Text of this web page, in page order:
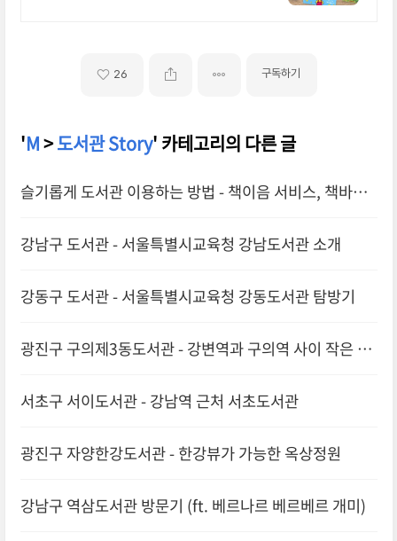
26 구독하기
'M>도서관 Story' 카테고리의 다른 글
슬기롭게 도서관 이용하는 방법 - 책이음 서비스, 책바다
강남구 도서관 - 서울특별시교육청 강남도서관 소개
강동구 도서관 - 서울특별시교육청 강동도서관 탐방기
광진구 구의제3동도서관 - 강변역과 구의역 사이 작은 도
서초구 서이도서관 - 강남역 근처 서초도서관
광진구 자양한강도서관 - 한강뷰가 가능한 옥상정원
강남구 역삼도서관 방문기 (ft. 베르나르 베르베르 개미)